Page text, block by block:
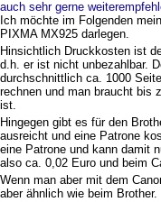
auch sehr gerne
Ich möchte im Folgenden
PIXMA MX925 darlegen.
Hinsichtlich Druckkosten ist
d.h. er ist nicht unbezahlbar.
durchschnittlich ca. 1000
rechnen und man braucht bis
ist.
Hingegen gibt es für den
ausreicht und eine Patrone
eine Patrone und kann damit
also ca. 0,02 Euro und beim
Wenn man aber mit dem
aber ähnlich wie beim Brother.